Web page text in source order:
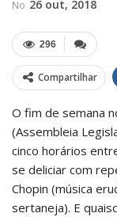
No 26 out, 2018
296
Compartilhar
O fim de semana
(Assembleia
cinco horários
se deliciar com
Chopin (música
sertaneja). E